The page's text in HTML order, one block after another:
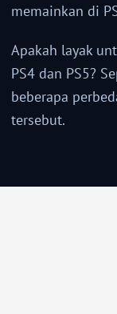
memainkan di
Apakah layak
PS4 dan PS5?
beberapa
tersebut.